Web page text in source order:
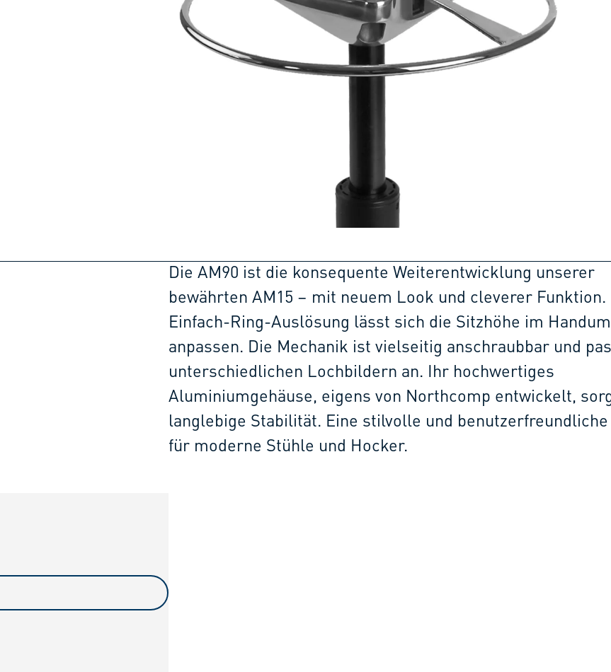
Die AM90 ist die konsequente Weiterentwicklung unserer
bewährten AM15 – mit neuem Look und cleverer Funktion.
Einfach-Ring-Auslösung lässt sich die Sitzhöhe im
anpassen. Die Mechanik ist vielseitig anschraubbar und
unterschiedlichen Lochbildern an. Ihr hochwertiges
Aluminiumgehäuse, eigens von Northcomp entwickelt,
langlebige Stabilität. Eine stilvolle und
für moderne Stühle und Hocker.